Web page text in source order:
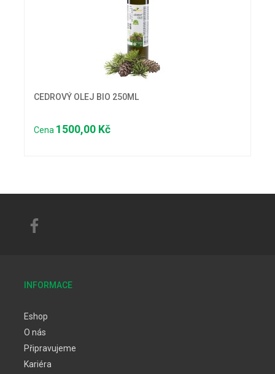
CEDROVÝ OLEJ BIO 250ML
Cena 1500,00 Kč
INFORMACE
Eshop
O nás
Připravujeme
Kariéra